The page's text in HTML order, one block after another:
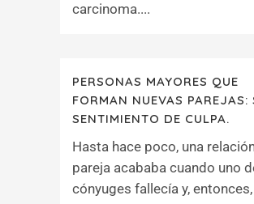
carcinoma....
PERSONAS MAYORES QUE
FORMAN NUEVAS PAREJAS:
SENTIMIENTO DE CULPA.
Hasta hace poco, una
pareja acababa cuando uno
cónyuges fallecía y, entonces,